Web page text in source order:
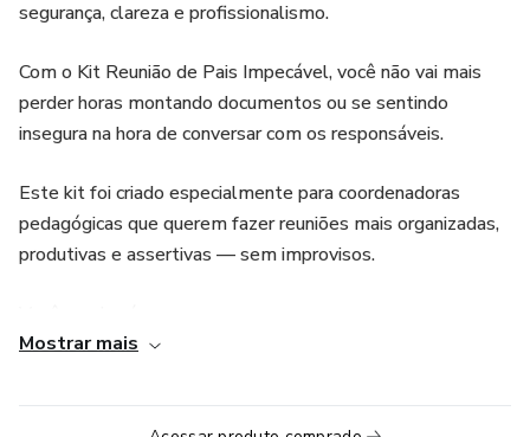
segurança, clareza e profissionalismo.
Com o Kit Reunião de Pais Impecável, você não vai mais
perder horas montando documentos ou se sentindo
insegura na hora de conversar com os responsáveis.
Este kit foi criado especialmente para coordenadoras
pedagógicas que querem fazer reuniões mais organizadas,
produtivas e assertivas — sem improvisos.
Mostrar mais